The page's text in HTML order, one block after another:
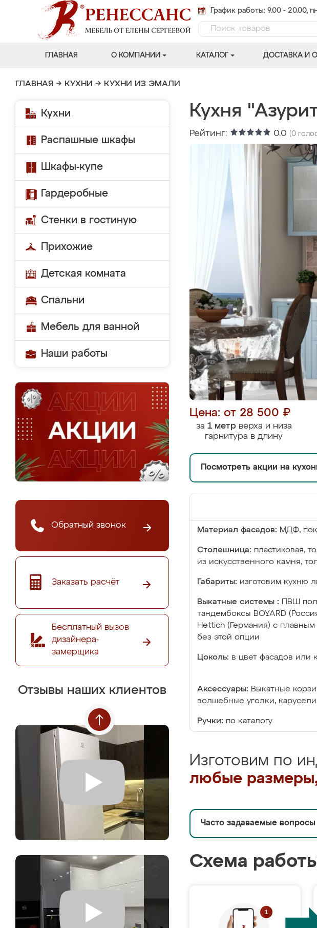
График работы: 9.00 - 20.00,
ГЛАВНАЯ О КОМПАНИИ КАТАЛОГ ДОСТАВКА И
ГЛАВНАЯ → КУХНИ → КУХНИ ИЗ ЭМАЛИ
Кухни
Распашные шкафы
Шкафы-купе
Гардеробные
Стенки в гостиную
Прихожие
Детская комната
Спальни
Мебель для ванной
Наши работы
Обратный звонок
Заказать расчёт
Бесплатный вызов
дизайнера-
замерщика
Отзывы наших клиентов
Кухня
Рейтинг: 0.0 (0
Цена: от 28 500 ₽
за 1 метрверха и низа
гарнитура в длину
Посмотреть акции на
Материал фасадов: МДФ,
Столешница: пластиковая,
из искусственного камня,
Габариты: изготовим кухню
Выкатные системы :
ПВШ
тандембоксы BOYARD
Hettich (Германия) с
без этой опции
Цоколь: в цвет фасадов или
Аксессуары: Выкатные
волшебные уголки, карусели
Ручки: по каталогу
Изготовим по
любые
Часто задаваемые вопросы
Схема